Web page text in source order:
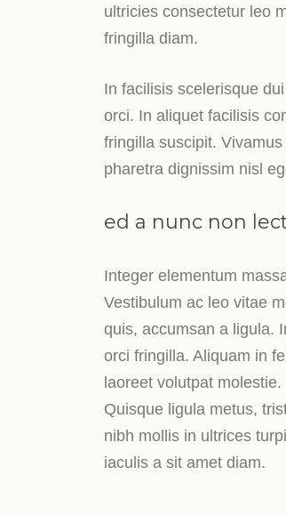
ultricies consectetur leo
fringilla diam.
In facilisis scelerisque
orci. In aliquet facilisis
fringilla suscipit.
pharetra dignissim nisl
ed a nunc non
Integer elementum
Vestibulum ac leo vitae
quis, accumsan a ligula.
orci fringilla. Aliquam in
laoreet volutpat
Quisque ligula metus,
nibh mollis in ultrices
iaculis a sit amet diam.